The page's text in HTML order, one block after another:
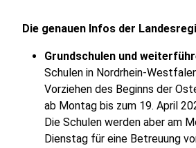
Die genauen Infos der
Grundschulen und
Schulen in Nordrhein-
Vorziehen des Beginns der
ab Montag bis zum 19. April
Die Schulen werden aber am
Dienstag für eine Betreuung